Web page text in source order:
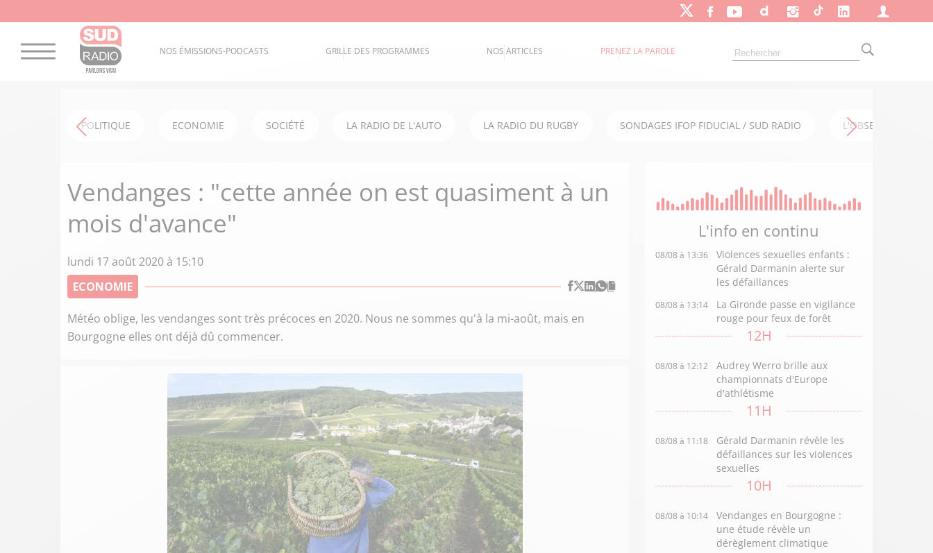
NOS ÉMISSIONS-PODCASTS GRILLE DES PROGRAMMES NOS ARTICLES PRENEZ LA PAROLE
POLITIQUE ECONOMIE SOCIÉTÉ LA RADIO DE L'AUTO LA RADIO DU RUGBY SONDAGES IFOP FIDUCIAL / SUD RADIO L'OBSERVATOIRE
Vendanges : "cette année on est quasiment à un
mois d'avance"
lundi 17 août 2020 à 15:10
ECONOMIE
Météo oblige, les vendanges sont très précoces en 2020. Nous ne sommes qu'à la mi-août, mais en
Bourgogne elles ont déjà dû commencer.
L'info en continu
08/08 à 13:36
Violences sexuelles enfants :
Gérald Darmanin alerte sur
les défaillances
08/08 à 13:14
La Gironde passe en vigilance
rouge pour feux de forêt
12H
08/08 à 12:12
Audrey Werro brille aux
championnats d'Europe
d'athlétisme
11H
08/08 à 11:18
Gérald Darmanin révèle les
défaillances sur les violences
sexuelles
10H
08/08 à 10:14
Vendanges en Bourgogne :
une étude révèle un
dérèglement climatique